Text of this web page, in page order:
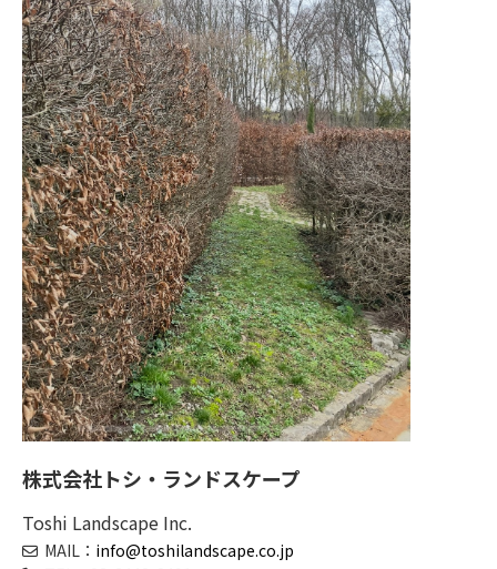
株式会社トシ・ランドスケープ
Toshi Landscape Inc.
MAIL： info@toshilandscape.co.jp